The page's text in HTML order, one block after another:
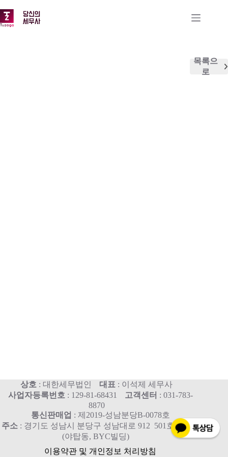
문
으
목록으
로
상호 : 대한세무법인 대표 : 이석제 세무사
사업자등록번호 : 129-81-68431 고객센터 : 031-783-
8870
통신판매업 : 제2019-성남분당B-0078호
주소 : 경기도 성남시 분당구 성남대로 912 501호, 515호
(야탑동, BYC빌딩)
이용약관 및 개인정보 처리방침